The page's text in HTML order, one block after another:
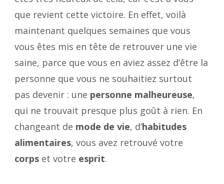
que revient cette victoire. En effet, voilà
maintenant quelques semaines que vous
vous êtes mis en tête de retrouver une vie
saine, parce que vous en aviez assez d’être la
personne que vous ne souhaitiez surtout
pas devenir : une personne malheureuse,
qui ne trouvait presque plus goût à rien. En
changeant de mode de vie, d’habitudes
alimentaires, vous avez retrouvé votre
corps et votre esprit.